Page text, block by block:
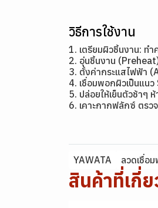
วิธีการใช้งาน
1. เตรียมผิวชิ้นงาน: ท
2. อุ่นชิ้นงาน
3. ตั้งค่ากระแสไฟฟ้า
4. เชื่อมพอกผิวเป็นแน
5. ปล่อยให้เย็นตัวช้าๆ
6. เคาะกากฟลักซ์ ตรว
YAWATA ลวดเชื่อ
สินค้าที่เกี่